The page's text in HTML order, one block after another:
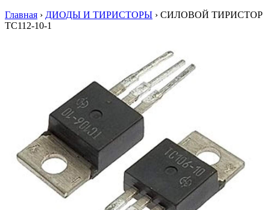
Главная › ДИОДЫ И ТИРИСТОРЫ › СИЛОВОЙ ТИРИСТОР
ТС112-10-1